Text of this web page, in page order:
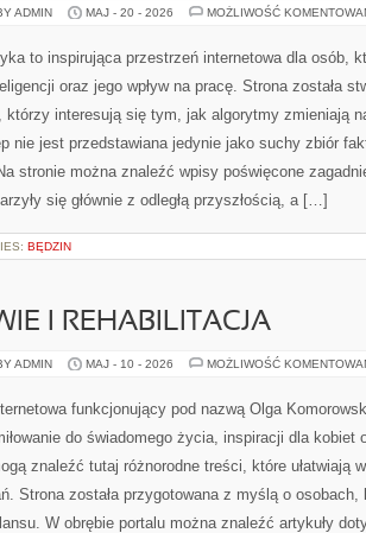
ADMIN MAJ - 20 - 2026 MOŻLIWOŚĆ
to inspirująca przestrzeń internetowa dla osób,
oraz jego wpływ na pracę. Strona została
którzy interesują się tym, jak algorytmy zmieniają
nie jest przedstawiana jedynie jako suchy zbiór
stronie można znaleźć wpisy poświęcone
się głównie z odległą przyszłością, a […]
BĘDZIN
I REHABILITACJA
ADMIN MAJ - 10 - 2026 MOŻLIWOŚĆ
funkcjonujący pod nazwą Olga
do świadomego życia, inspiracji dla
znaleźć tutaj różnorodne treści, które ułatwiają
Strona została przygotowana z myślą o
W obrębie portalu można znaleźć artykuły